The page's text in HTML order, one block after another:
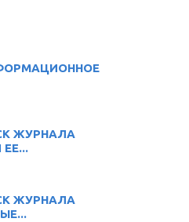
ЖУРНАЛА
ЖУРНАЛА